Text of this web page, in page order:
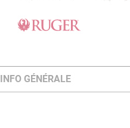
INFO GÉNÉRALE